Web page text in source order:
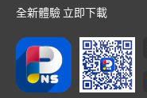
全新體驗 立即下載